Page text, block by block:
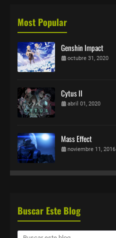
Most Popular
Genshin Impact
octubre 31, 2020
Cytus II
abril 01, 2020
Mass Effect
noviembre 11, 2016
Buscar Este Blog